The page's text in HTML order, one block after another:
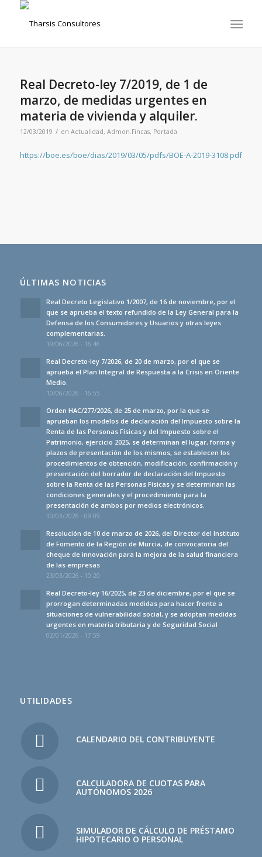
Real Decreto-ley 7/2019, de 1 de
marzo, de medidas urgentes en
materia de vivienda y alquiler.
12/03/2019 / en Actualidad, Admon.Fincas, Portada
https://boe.es/boe/dias/2019/03/05/pdfs/BOE-A-2019-3108.pdf
ÚLTIMAS NOTICIAS
Real Decreto Legislativo 1/2007, de 16 de noviembre, por el
que se aprueba el texto refundido de la Ley General para la
Defensa de los Consumidores y Usuarios y otras leyes
complementarias.
19/06/2026 - 16:46
Real Decreto-ley 7/2026, de 20 de marzo, por el que se
aprueba el Plan Integral de Respuesta a la Crisis en Oriente
Medio.
10/06/2026 - 16:55
Orden HAC/277/2026, de 25 de marzo, por la que se
aprueban los modelos de declaración del Impuesto sobre la
Renta de las Personas Físicas y del Impuesto sobre el
Patrimonio, ejercicio 2025, se determinan el lugar, forma y
plazos de presentación de los mismos, se establecen los
procedimientos de obtención, modificación, confirmación y
presentación del borrador de declaración del Impuesto
sobre la Renta de las Personas Físicas y se determinan las
condiciones generales y el procedimiento para la
presentación de ambos por medios electrónicos.
30/03/2026 - 09:09
Resolución de 10 de marzo de 2026, del Director del Instituto
de Fomento de la Región de Murcia, de convocatoria del
cheque de innovación para la mejora de la salud financiera
de las empresas
23/03/2026 - 10:20
Real Decreto-ley 16/2025, de 23 de diciembre, por el que se
prorrogan determinadas medidas para hacer frente a
situaciones de vulnerabilidad social, y se adoptan medidas
urgentes en materia tributaria y de Seguridad Social
02/01/2026 - 17:59
UTILIDADES
CALENDARIO DEL CONTRIBUYENTE
CALCULADORA DE CUOTAS PARA
AUTÓNOMOS 2026
SIMULADOR DE CÁLCULO DE PRÉSTAMO
HIPOTECARIO O PERSONAL